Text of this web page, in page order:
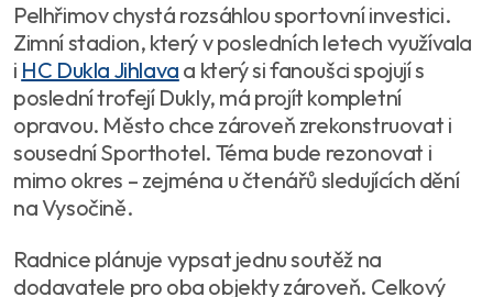
Pelhřimov chystá rozsáhlou sportovní investici.
Zimní stadion, který v posledních letech využívala
i HC Dukla Jihlava a který si fanoušci spojují s
poslední trofejí Dukly, má projít kompletní
opravou. Město chce zároveň zrekonstruovat i
sousední Sporthotel. Téma bude rezonovat i
mimo okres – zejména u čtenářů sledujících dění
na Vysočině.
Radnice plánuje vypsat jednu soutěž na
dodavatele pro oba objekty zároveň. Celkový